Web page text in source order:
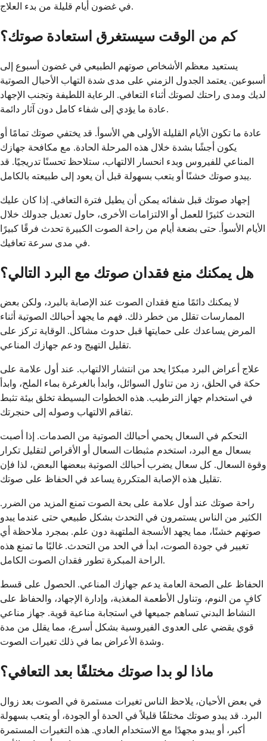
في غضون أيام قليلة من بدء العلاج.
كم من الوقت سيستغرق استعادة صوتك؟
يستعيد معظم الأشخاص صوتهم الطبيعي في غضون أسبوع إلى
أسبوعين. يعتمد الجدول الزمني على مدى شدة التهاب الأحبال الصوتية
لديك ومدى راحتك لصوتك أثناء التعافي. الرعاية اللطيفة وتجنب الإجهاد
عادة ما يؤدي إلى شفاء كامل دون آثار دائمة.
عادة ما تكون الأيام القليلة الأولى هي الأسوأ. قد يختفي صوتك تمامًا أو
يكون أجشًا بشدة خلال هذه المرحلة الحادة. مع مكافحة جهازك
المناعي للفيروس وبدء انحسار الالتهاب، ستلاحظ تحسنًا تدريجيًا. قد
يبدو صوتك خشنًا أو يتعب بسهولة قبل أن يعود إلى طبيعته بالكامل.
إجهاد صوتك قبل شفائه يمكن أن يطيل فترة التعافي. إذا كان عليك
التحدث كثيرًا للعمل أو الالتزامات الأخرى، حاول تعديل جدولك خلال
الأيام الأسوأ. حتى بضعة أيام من راحة الصوت الكبيرة تحدث فرقًا كبيرًا
في مدى سرعة تعافيك.
هل يمكنك منع فقدان صوتك مع البرد التالي؟
لا يمكنك دائمًا منع فقدان الصوت عند الإصابة بالبرد، ولكن بعض
الممارسات تقلل من خطر ذلك. فهم ما يجهد أحبالك الصوتية أثناء
المرض يساعدك على حمايتها قبل حدوث مشاكل. الوقاية تركز على
تقليل التهيج ودعم جهازك المناعي.
علاج أعراض البرد مبكرًا يحد من انتشار الالتهاب. عند أول علامة على
حكة في الحلق، زد من تناول السوائل، وابدأ بالغرغرة بماء الملح، وابدأ
في استخدام جهاز الترطيب. هذه الخطوات البسيطة تخلق بيئة تثبط
تفاقم الالتهاب وصوله إلى حنجرتك.
التحكم في السعال يحمي أحبالك الصوتية من الصدمات. إذا أصبت
بسعال مع البرد، استخدم مثبطات السعال أو الأقراص لتقليل تكرار
وقوة السعال. كل سعال يضرب أحبالك الصوتية ببعضها البعض، لذا فإن
تقليل هذه الإصابة المتكررة يساعد في الحفاظ على صوتك.
راحة صوتك عند أول علامة على بحة الصوت تمنع المزيد من الضرر.
الكثير من الناس يستمرون في التحدث بشكل طبيعي حتى عندما يبدو
صوتهم خشنًا، مما يجهد الأنسجة الملتهبة دون علم. بمجرد ملاحظة أي
تغيير في جودة الصوت، ابدأ في الحد من التحدث. غالبًا ما تمنع هذه
الراحة المبكرة تطور فقدان الصوت الكامل.
الحفاظ على الصحة العامة يدعم جهازك المناعي. الحصول على قسط
كافٍ من النوم، وتناول الأطعمة المغذية، وإدارة الإجهاد، والحفاظ على
النشاط البدني تساهم جميعها في استجابة مناعية قوية. جهاز مناعي
قوي يقضي على العدوى الفيروسية بشكل أسرع، مما يقلل من مدة
وشدة الأعراض بما في ذلك تغيرات الصوت.
ماذا لو بدا صوتك مختلفًا بعد التعافي؟
في بعض الأحيان، يلاحظ الناس تغيرات مستمرة في الصوت بعد زوال
البرد. قد يبدو صوتك مختلفًا قليلاً في الحدة أو الجودة، أو يتعب بسهولة
أكبر، أو يبدو مجهدًا مع الاستخدام العادي. هذه التغيرات المستمرة